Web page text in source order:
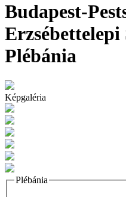
Budapest-
Erzsébettelepi
Plébánia
Képgaléria
Plébánia